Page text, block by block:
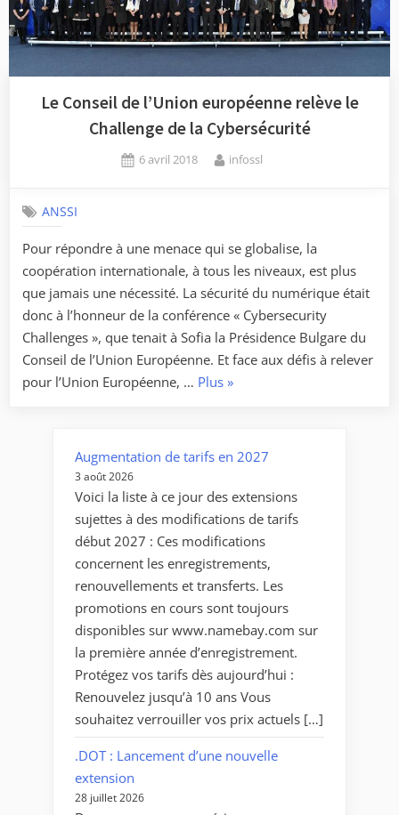
numérique
en
Alsace »
Le Conseil de l’Union européenne relève le
Challenge de la Cybersécurité
Posted
6 avril 2018 By
infossl
ANSSI
Pour répondre à une menace qui se globalise, la
coopération internationale, à tous les niveaux, est plus
que jamais une nécessité. La sécurité du numérique était
donc à l’honneur de la conférence « Cybersecurity
Challenges », que tenait à Sofia la Présidence Bulgare du
Conseil de l’Union Européenne. Et face aux défis à relever
pour l’Union Européenne, … Plus« Le
l’Union
relève
le
Challenge
de
la
Cybersécurité »
»
Augmentation de tarifs en 2027
3 août 2026
Voici la liste à ce jour des extensions
sujettes à des modifications de tarifs
début 2027 : Ces modifications
concernent les enregistrements,
renouvellements et transferts. Les
promotions en cours sont toujours
disponibles sur www.namebay.com sur
la première année d’enregistrement.
Protégez vos tarifs dès aujourd’hui :
Renouvelez jusqu’à 10 ans Vous
souhaitez verrouiller vos prix actuels […]
.DOT : Lancement d’une nouvelle
extension
28 juillet 2026